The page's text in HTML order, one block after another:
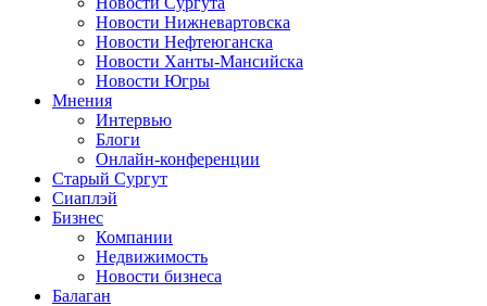
Новости Нижневартовска
Новости Нефтеюганска
Новости Ханты-Мансийска
Новости Югры
Мнения
Интервью
Блоги
Онлайн-конференции
Старый Сургут
Сиаплэй
Бизнес
Компании
Недвижимость
Новости бизнеса
Балаган